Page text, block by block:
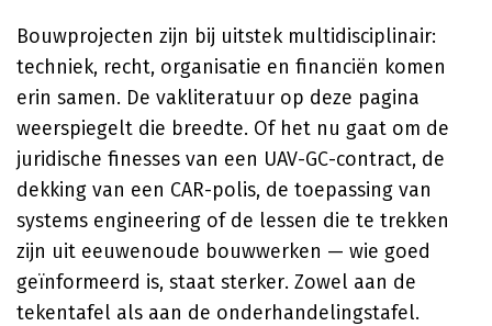
Bouwprojecten zijn bij uitstek multidisciplinair:
techniek, recht, organisatie en financiën komen
erin samen. De vakliteratuur op deze pagina
weerspiegelt die breedte. Of het nu gaat om de
juridische finesses van een UAV-GC-contract, de
dekking van een CAR-polis, de toepassing van
systems engineering of de lessen die te trekken
zijn uit eeuwenoude bouwwerken — wie goed
geïnformeerd is, staat sterker. Zowel aan de
tekentafel als aan de onderhandelingstafel.